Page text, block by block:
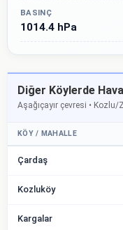
BASINÇ
1014.4 hPa
Diğer Köylerde
Aşağıçayır çevresi •
KÖY / MAHALLE
Çardaş
Kozluköy
Kargalar